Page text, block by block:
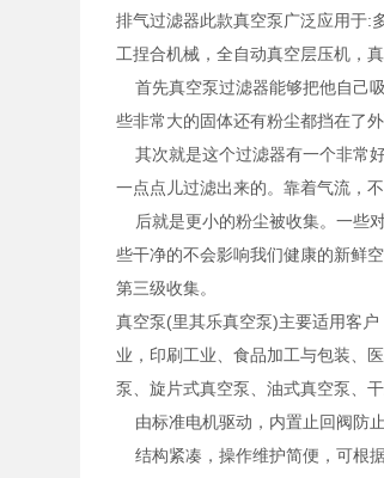
排气过滤器此款真空泵广泛应用于:
工捏合机械，全自动真空层压机，
首先真空泵过滤器能够把他自己
些非常大的固体还有粉尘都挡在了
其次就是这个过滤器有一个非常
一点点儿过滤出来的。靠着气流，
后就是更小的粉尘被收集。一些
些干净的不会影响我们健康的新鲜
第三级收集。
真空泵(里其乐真空泵)主要适用客
业，印刷工业、食品加工与包装、
泵、旋片式真空泵、油式真空泵、
由标准电机驱动，内置止回阀防
结构紧凑，操作维护简便，可根